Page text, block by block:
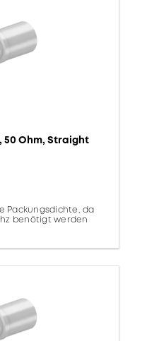
50 Ohm, Straight
Packungsdichte, da
benötigt werden